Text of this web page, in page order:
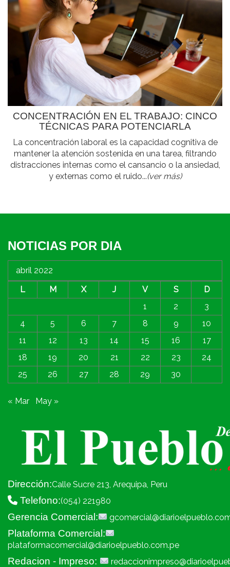
CONCENTRACIÓN EN EL TRABAJO: CINCO
TÉCNICAS PARA POTENCIARLA
La concentración laboral es la capacidad cognitiva de
mantener la atención sostenida en una tarea, filtrando
distracciones internas como el cansancio o la ansiedad,
y externas como el ruido...(ver más)
NOTICIAS POR DIA
abril 2022
L
M X J V S
D
1
2
3
4
5 6 7 8 9
10
11
12 13 14 15 16
17
18
19 20 21 22 23
24
25
26 27 28 29 30
« Mar May »
Dirección:Calle Sucre 213, Arequipa, Peru
Telefono:(054) 221980
Gerencia Comercial:
Plataforma Comercial:
plataformacomercial@diarioelpueblo.com.pe
Redacion - Impreso: